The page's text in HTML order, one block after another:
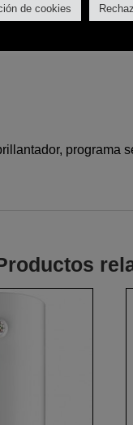
programa
de cookies